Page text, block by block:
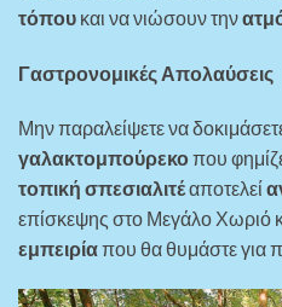
τόπου και να νιώσουν την
Γαστρονομικές Απολαύσεις
Μην παραλείψετε να
γαλακτομπούρεκοπου
τοπική σπεσιαλιτέαποτελεί
επίσκεψης στο Μεγάλο Χωριό
εμπειρίαπου θα θυμάστε για